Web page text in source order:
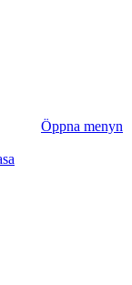
Öppna menyn